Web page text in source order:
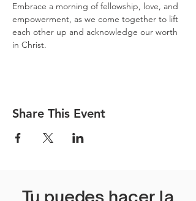
Embrace a morning of fellowship, love, and
empowerment, as we come together to lift
each other up and acknowledge our worth
in Christ.
Share This Event
Tu puedes hacer la